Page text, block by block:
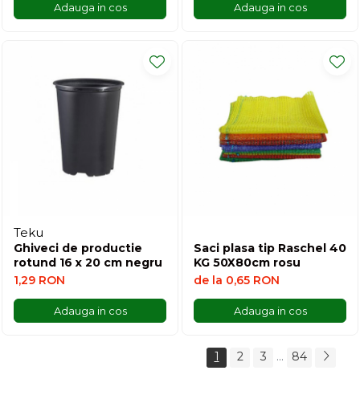
Adauga in cos Adauga in cos
Teku
Ghiveci de productie
rotund 16 x 20 cm negru
1,29 RON
Adauga in cos
Saci plasa tip Raschel 40
KG 50X80cm rosu
de la 0,65 RON
Adauga in cos
1 2 3 ... 84